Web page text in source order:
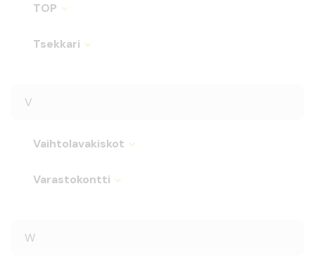
TOP
Tsekkari
V
Vaihtolavakiskot
Varastokontti
W